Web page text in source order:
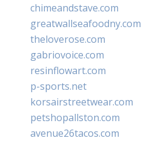
chimeandstave.com
greatwallseafoodny.com
theloverose.com
gabriovoice.com
resinflowart.com
p-sports.net
korsairstreetwear.com
petshopallston.com
avenue26tacos.com